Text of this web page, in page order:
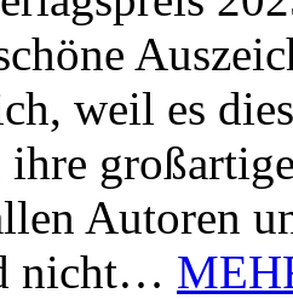
weil es
Autoren
nicht…